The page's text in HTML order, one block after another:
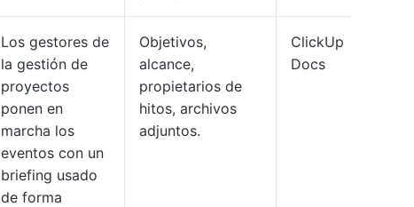
Los gestores de
la gestión de
proyectos
ponen en
marcha los
eventos con un
briefing usado
de forma
Objetivos,
alcance,
propietarios de
hitos, archivos
adjuntos.
ClickUp
Docs